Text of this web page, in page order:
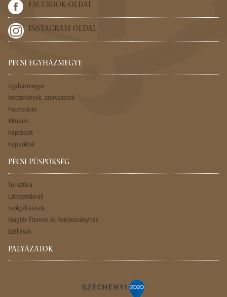
FACEBOOK-OLDAL
INSTAGRAM-OLDAL
PÉCSI EGYHÁZMEGYE
Egyházmegye
Intézmények, szervezetek
Pasztoráció
Aktuális
Kapcsolat
Kapuoldal
PÉCSI PÜSPÖKSÉG
Turisztika
Látogatóknak
Szolgáltatások
Magtár Étterem és Rendezvényház
Szállások
PÁLYÁZATOK